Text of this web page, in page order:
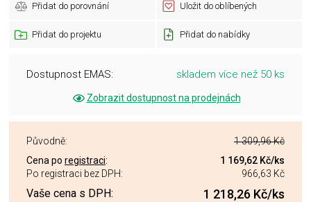
Přidat do porovnání Uložit do oblíbených
Přidat do projektu Přidat do nabídky
Dostupnost EMAS: skladem více než 50 ks
Zobrazit dostupnost na prodejnách
Původně:
1 309,96 Kč
Cena po registraci: 1 169,62 Kč/ks
Po registraci bez DPH:
966,63 Kč
Vaše cena s DPH: 1 218,26 Kč/ks